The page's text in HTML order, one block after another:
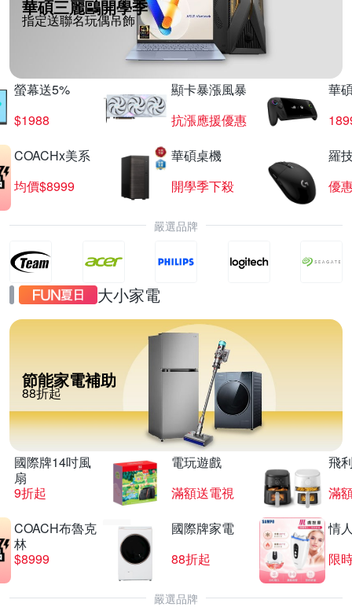
華碩三麗鷗開學季
指定送聯名玩偶吊飾
螢幕送5%
$1988
顯卡暴漲風暴
抗漲應援優惠
華
COACHx美系
均價$8999
華碩桌機
開學季下殺
羅
優
嚴選品牌
大小家電
節能家電補助
88折起
國際牌14吋風
扇
9折起
電玩遊戲
滿額送電視
飛
滿
COACH布魯克
林
$8999
國際牌家電
88折起
情
限
嚴選品牌